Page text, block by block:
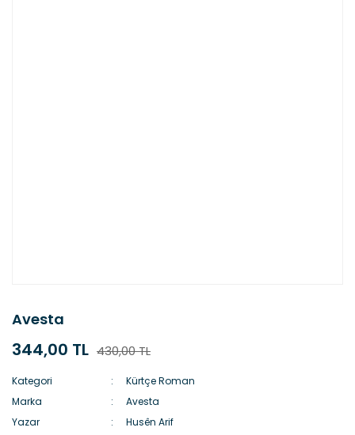
Avesta
344,00 TL 430,00 TL
Kategori
Kürtçe Roman
Marka
Avesta
Yazar
Husên Arif